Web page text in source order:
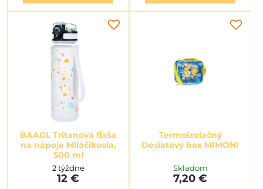
BAAGL Tritanová fľaša
na nápoje Miláčikovia,
500 ml
2 týždne
12 €
Termoizolačný
Desiatový box MIMONI
Skladom
7,20 €